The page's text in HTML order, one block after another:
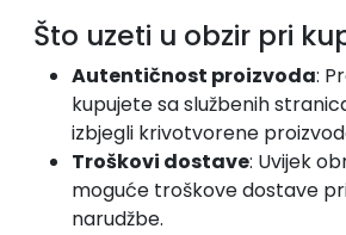
Što uzeti u obzir pri
Autentičnost proizvoda:
kupujete sa službenih
izbjegli krivotvorene
Troškovi dostave: Uvijek
moguće troškove dostave
narudžbe.